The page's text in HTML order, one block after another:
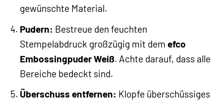
gewünschte Material.
Pudern: Bestreue den feuchten
Stempelabdruck großzügig mit dem efco
Embossingpuder Weiß. Achte darauf, dass alle
Bereiche bedeckt sind.
Überschuss entfernen: Klopfe überschüssiges